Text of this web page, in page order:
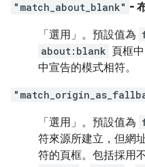
"match_about_blank" -
「選用」 。預設值為
about:blank 頁框
中宣告的模式相符。
「選用」 。預設值為
符來源所建立，但網
符的頁框。包括採用